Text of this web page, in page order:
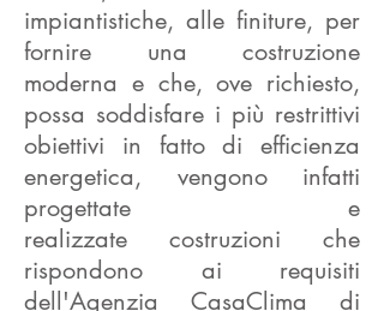
impiantistiche, alle finiture, per
fornire una costruzione
moderna e che, ove richiesto,
possa soddisfare i più restrittivi
obiettivi in fatto di efficienza
energetica, vengono infatti
progettate e
realizzate costruzioni che
rispondono ai requisiti
dell'Agenzia CasaClima di